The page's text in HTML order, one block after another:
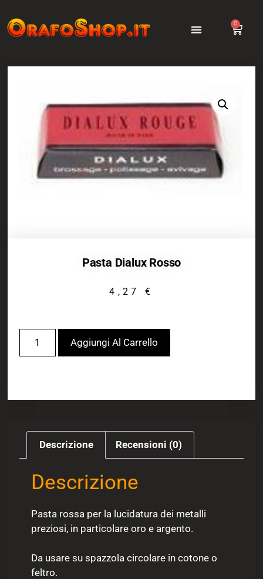
0
Pasta Dialux Rosso
4,27€
Aggiungi Al Carrello
Descrizione Recensioni (0)
Descrizione
Pasta rossa per la lucidatura dei metalli
preziosi, in particolare oro e argento.
Da usare su spazzola circolare in cotone o
feltro.